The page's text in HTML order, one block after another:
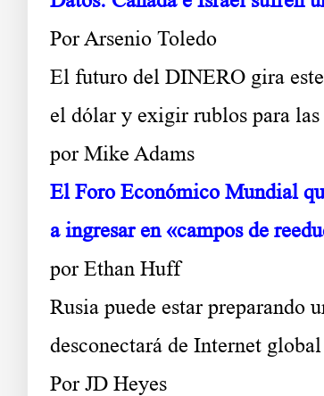
Por Arsenio Toledo
El futuro del DINERO gira
el dólar y exigir rublos para
por Mike Adams
El Foro Económico Mundial
a ingresar en «campos de
por Ethan Huff
Rusia puede estar preparando
desconectará de Internet
Por JD Heyes